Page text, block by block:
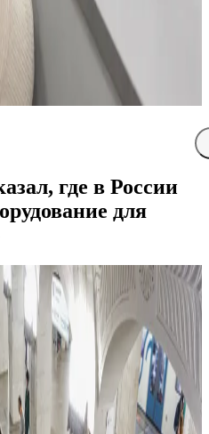
где в России
для